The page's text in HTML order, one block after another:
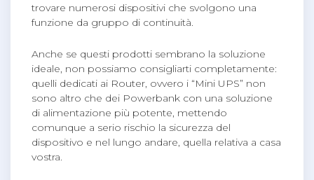
trovare numerosi dispositivi che svolgono una
funzione da gruppo di continuità.
Anche se questi prodotti sembrano la soluzione
ideale, non possiamo consigliarti completamente:
quelli dedicati ai Router, ovvero i “Mini UPS” non
sono altro che dei Powerbank con una soluzione
di alimentazione più potente, mettendo
comunque a serio rischio la sicurezza del
dispositivo e nel lungo andare, quella relativa a casa
vostra.